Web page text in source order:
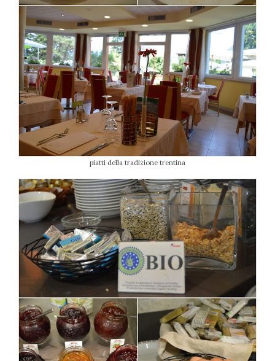
piatti della tradizione trentina